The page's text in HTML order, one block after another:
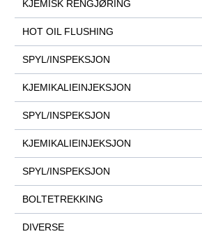
KJEMISK RENGJØRING
HOT OIL FLUSHING
SPYL/INSPEKSJON
KJEMIKALIEINJEKSJON
SPYL/INSPEKSJON
KJEMIKALIEINJEKSJON
SPYL/INSPEKSJON
BOLTETREKKING
DIVERSE